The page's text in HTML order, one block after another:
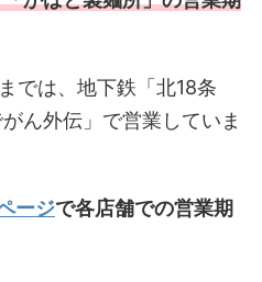
では、地下鉄「北18条
ん外伝」で営業していま
ージで各店舗での営業期